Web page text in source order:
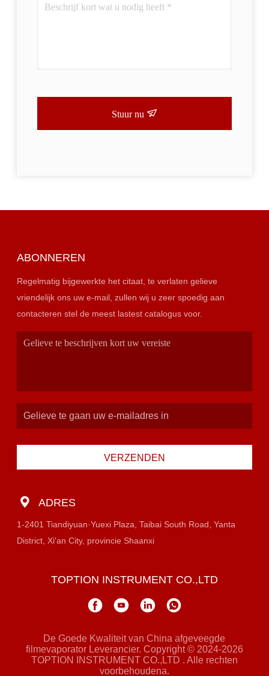
Stuur nu
ABONNEREN
Regelmatig bijgewerkte het citaat, te verlaten gelieve
vriendelijk ons uw e-mail, zullen wij u zeer spoedig aan
contacteren stel de meest lastest catalogus voor.
VERZENDEN
ADRES
1-2401 Tiandiyuan·Yuexi Plaza, Taibai South Road, Yanta
District, Xi'an City, provincie Shaanxi
TOPTION INSTRUMENT CO.,LTD
De Goede Kwaliteit van China afgeveegde
filmevaporator Leverancier. Copyright © 2024-2026
TOPTION INSTRUMENT CO.,LTD . Alle rechten
voorbehoudena.